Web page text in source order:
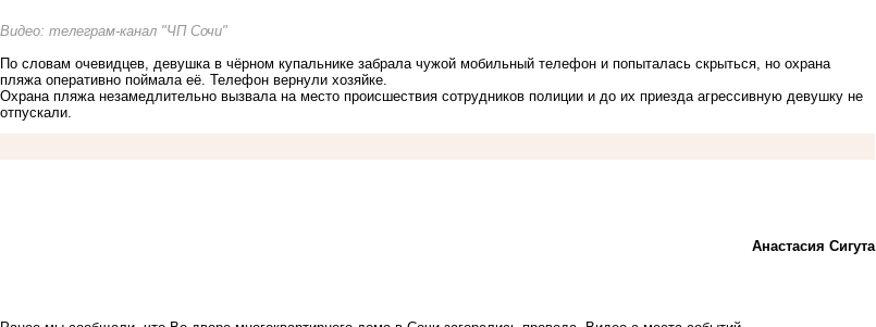
Видео: телеграм-канал "ЧП Сочи"
По словам очевидцев, девушка в чёрном купальнике забрала чужой мобильный телефон и попыталась скрыться, но охрана
пляжа оперативно поймала её. Телефон вернули хозяйке.
Охрана пляжа незамедлительно вызвала на место происшествия сотрудников полиции и до их приезда агрессивную девушку не
отпускали.
Анастасия Сигута